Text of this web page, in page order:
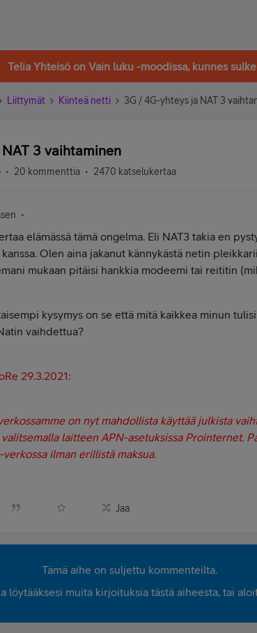
Telia Yhteisö on Vain luku -moodissa, kunnes
Liittymät Kiinteä netti 3G / 4G-yhteys ja NAT 3
3 vaihtaminen
20 kommenttia 2470 katselukertaa
elämässä tämä ongelma. Eli NAT3 takia en
Olen aina jakanut kännykästä netin
mukaan pitäisi hankkia modeemi tai reititin
kysymys on se että mitä kaikkea minun
vaihdettua?
29.3.2021:
on nyt mahdollista käyttää julkista
laitteen APN-asetuksissa Prointernet.
verkossa ilman erillistä maksua.
Jaa
Tämä aihe on suljettu kommenteilta.
löytääksesi muita kirjoituksia tästä aiheesta, tai